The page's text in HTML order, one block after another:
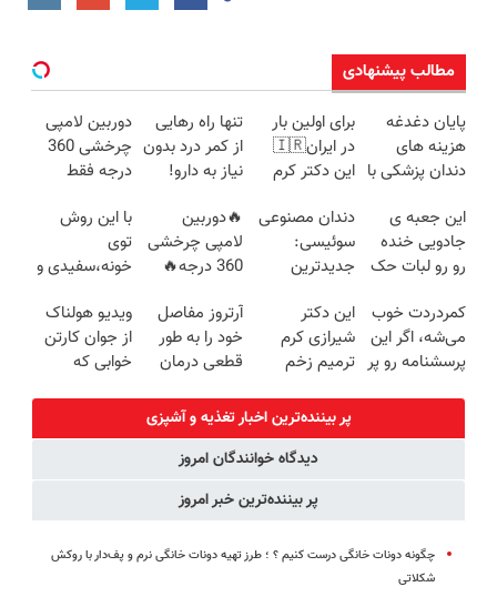
مطالب پیشنهادی
پایان دغدغه
هزینه های
دندان پزشکی با
کننده خانگی
برای اولین بار
در ایران🇮🇷
این دکتر کرم
روزه ساخت!
تنها راه رهایی
از کمر درد بدون
نیاز به دارو!
دوربین لامپی
چرخشی 360
درجه فقط
🔥 پرداخت
درب منزل
این جعبه ی
جادویی خنده
رو رو لبات حک
خرید40%تخفیف
دندان مصنوعی
سوئیسی:
جدیدترین
سبک و مقاوم |
پرداخت قسطی
🔥دوربین
لامپی چرخشی
360 درجه🔥
منزل + گارانتی
تعویض
با این روش
توی
خونه،سفیدی و
برگردون
(40%off)
کمردردت خوب
می‌شه، اگر این
پرسشنامه رو پر
این دکتر
شیرازی کرم
ترمیم زخم
ساخت!!!
آرتروز مفاصل
خود را به طور
قطعی درمان
◗پرسش‌نامه◖
ویدیو هولناک
از جوان کارتن
خوابی که
پر بیننده‌ترین اخبار تغذیه و آشپزی
دیدگاه خوانندگان امروز
پر بیننده‌ترین خبر امروز
چگونه دونات خانگی درست کنیم ؟ ؛ طرز تهیه دونات خانگی نرم و پف‌دار با روکش
شکلاتی